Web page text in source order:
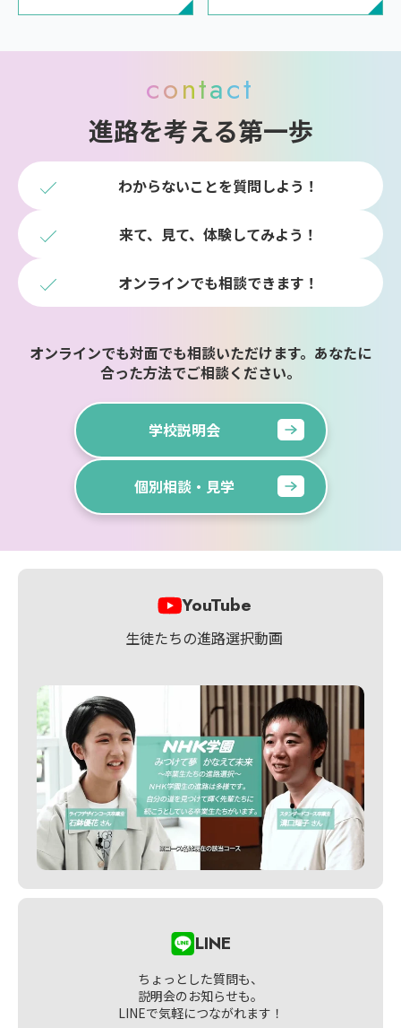
contact
進路を考える第一歩
わからないことを質問しよう！
来て、見て、体験してみよう！
オンラインでも相談できます！
オンラインでも対面でも相談いただけます。あなたに
合った方法でご相談ください。
学校説明会
個別相談・見学
YouTube
生徒たちの進路選択動画
LINE
ちょっとした質問も、
説明会のお知らせも。
LINEで気軽につながれます！